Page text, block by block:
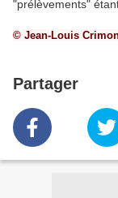
"prélèvements"
© Jean-Louis
Partager